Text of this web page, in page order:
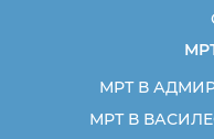
МРТ В
МРТ В